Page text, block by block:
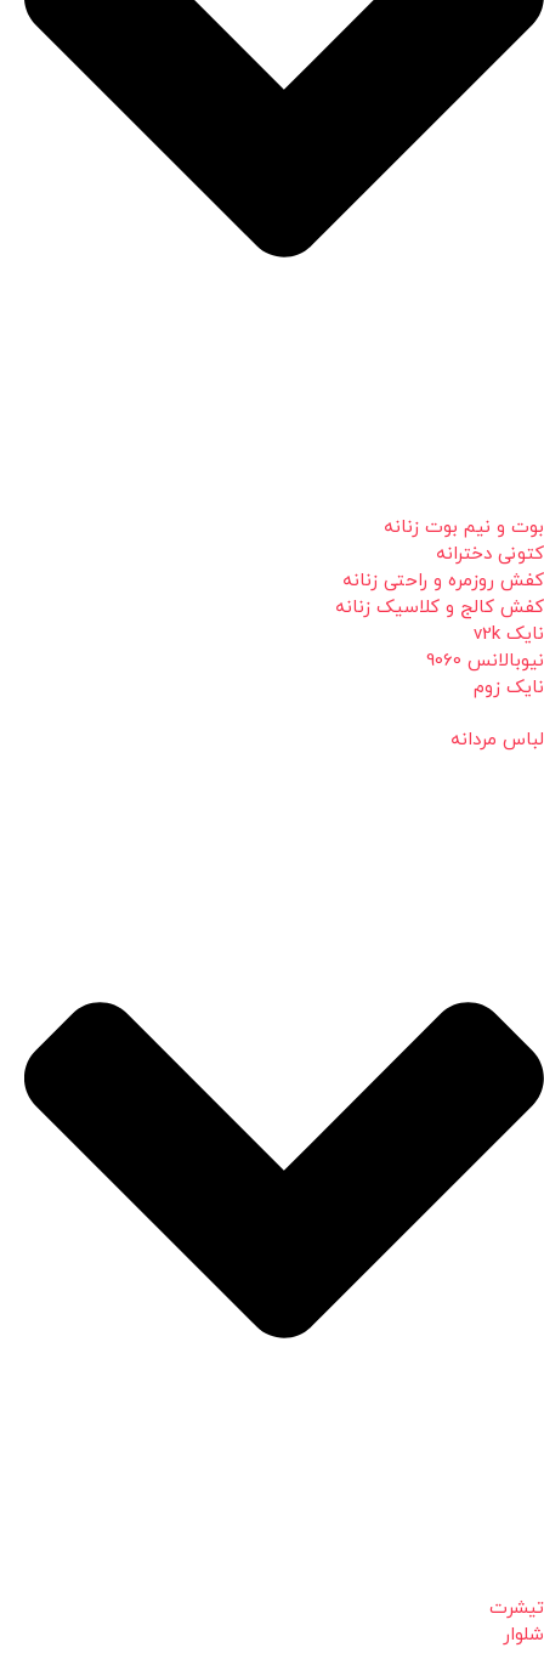
بوت و نیم بوت زنانه
کتونی دخترانه
کفش روزمره و راحتی زنانه
کفش کالج و کلاسیک زنانه
نایک v2k
نیوبالانس 9060
نایک زوم
لباس مردانه
تیشرت
شلوار